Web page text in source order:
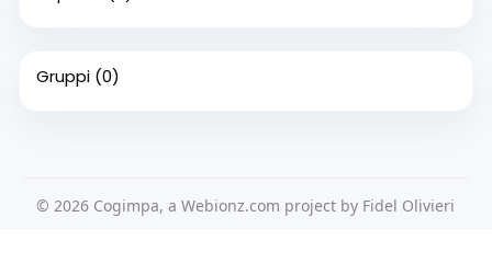
Gruppi (0)
© 2026 Cogimpa, a Webionz.com project by Fidel Olivieri